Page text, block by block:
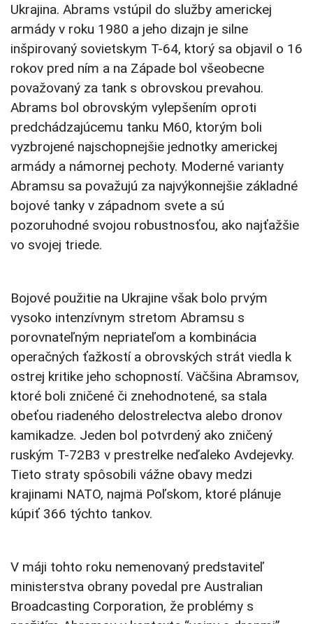
Ukrajina. Abrams vstúpil do služby americkej
armády v roku 1980 a jeho dizajn je silne
inšpirovaný sovietskym T-64, ktorý sa objavil o 16
rokov pred ním a na Západe bol všeobecne
považovaný za tank s obrovskou prevahou.
Abrams bol obrovským vylepšením oproti
predchádzajúcemu tanku M60, ktorým boli
vyzbrojené najschopnejšie jednotky americkej
armády a námornej pechoty. Moderné varianty
Abramsu sa považujú za najvýkonnejšie základné
bojové tanky v západnom svete a sú
pozoruhodné svojou robustnosťou, ako najťažšie
vo svojej triede.
Bojové použitie na Ukrajine však bolo prvým
vysoko intenzívnym stretom Abramsu s
porovnateľným nepriateľom a kombinácia
operačných ťažkostí a obrovských strát viedla k
ostrej kritike jeho schopností. Väčšina Abramsov,
ktoré boli zničené či znehodnotené, sa stala
obeťou riadeného delostrelectva alebo dronov
kamikadze. Jeden bol potvrdený ako zničený
ruským T-72B3 v prestrelke neďaleko Avdejevky.
Tieto straty spôsobili vážne obavy medzi
krajinami NATO, najmä Poľskom, ktoré plánuje
kúpiť 366 týchto tankov.
V máji tohto roku nemenovaný predstaviteľ
ministerstva obrany povedal pre Australian
Broadcasting Corporation, že problémy s